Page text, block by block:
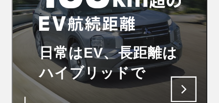
日常はEV、長距離は
ハイブリッドで